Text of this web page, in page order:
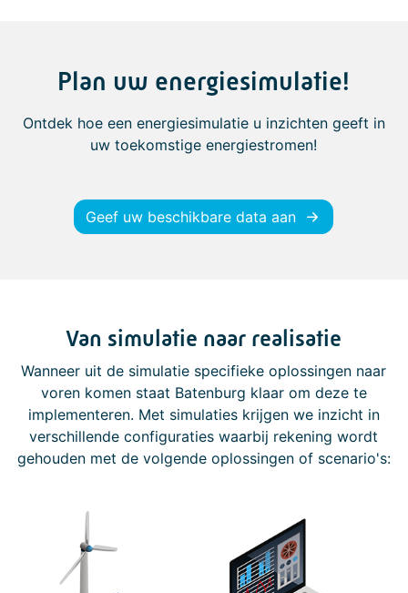
Plan uw energiesimulatie!
Ontdek hoe een energiesimulatie u inzichten geeft in
uw toekomstige energiestromen!
Geef uw beschikbare data aan
Van simulatie naar realisatie
Wanneer uit de simulatie specifieke oplossingen naar
voren komen staat Batenburg klaar om deze te
implementeren. Met simulaties krijgen we inzicht in
verschillende configuraties waarbij rekening wordt
gehouden met de volgende oplossingen of scenario's: